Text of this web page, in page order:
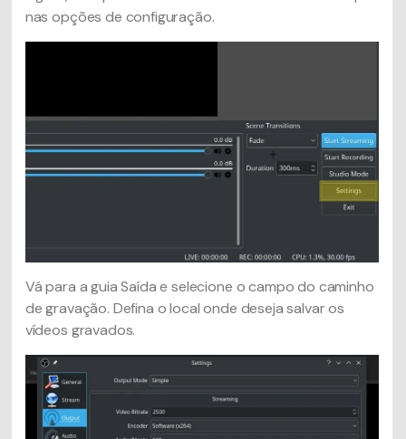
nas opções de configuração.
Vá para a guia Saída e selecione o campo do caminho
de gravação. Defina o local onde deseja salvar os
vídeos gravados.